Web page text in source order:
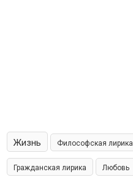
Жизнь Философская лирика
Гражданская лирика Любовь